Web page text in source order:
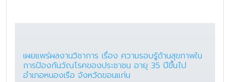
เผยแพร่ผลงานวิชาการ เรื่อง ความรอบรู้ด้านสุขภาพใน
การป้องกันวัณโรคของประชาชน อายุ 35 ปีขึ้นไป
อำเภอหนองเรือ จังหวัดขอนแก่น